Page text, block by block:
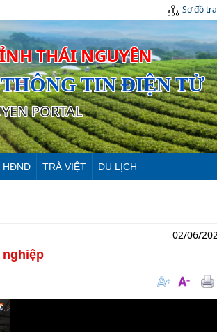
Sơ đồ
THÁI NGUYÊN
TIN ĐIỆN TỬ
PORTAL
HĐND TRÀ VIỆT DU LỊCH
02/06/